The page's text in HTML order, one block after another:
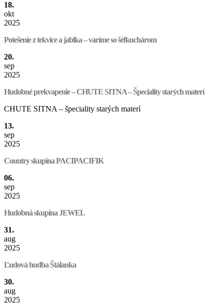
18.
okt
2025
Potešenie z tekvice a jablka – varíme so šéfkuchárom
20.
sep
2025
Hudobné prekvapenie – CHUTE SITNA – Špeciality starých materí
CHUTE SITNA – špeciality starých materí
13.
sep
2025
Country skupina PACIPACIFIK
06.
sep
2025
Hudobná skupina JEWEL
31.
aug
2025
Ľudová hudba Štálanka
30.
aug
2025